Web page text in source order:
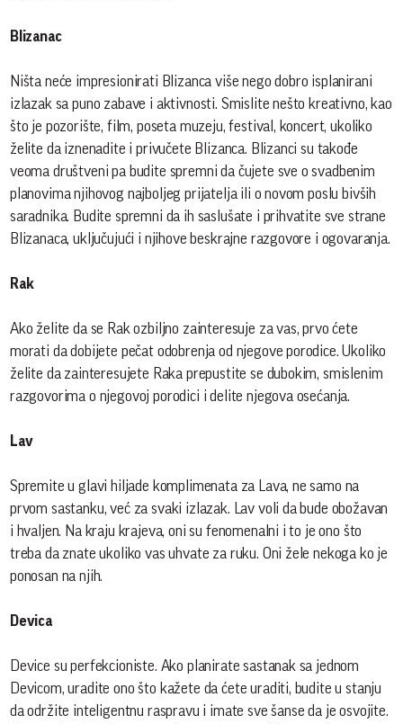
Blizanac
Ništa neće impresionirati Blizanca više nego dobro isplanirani
izlazak sa puno zabave i aktivnosti. Smislite nešto kreativno, kao
što je pozorište, film, poseta muzeju, festival, koncert, ukoliko
želite da iznenadite i privučete Blizanca. Blizanci su takođe
veoma društveni pa budite spremni da čujete sve o svadbenim
planovima njihovog najboljeg prijatelja ili o novom poslu bivših
saradnika. Budite spremni da ih saslušate i prihvatite sve strane
Blizanaca, uključujući i njihove beskrajne razgovore i ogovaranja.
Rak
Ako želite da se Rak ozbiljno zainteresuje za vas, prvo ćete
morati da dobijete pečat odobrenja od njegove porodice. Ukoliko
želite da zainteresujete Raka prepustite se dubokim, smislenim
razgovorima o njegovoj porodici i delite njegova osećanja.
Lav
Spremite u glavi hiljade komplimenata za Lava, ne samo na
prvom sastanku, već za svaki izlazak. Lav voli da bude obožavan
i hvaljen. Na kraju krajeva, oni su fenomenalni i to je ono što
treba da znate ukoliko vas uhvate za ruku. Oni žele nekoga ko je
ponosan na njih.
Devica
Device su perfekcioniste. Ako planirate sastanak sa jednom
Devicom, uradite ono što kažete da ćete uraditi, budite u stanju
da održite inteligentnu raspravu i imate sve šanse da je osvojite.